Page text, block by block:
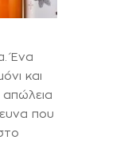
Ένα
και
απώλεια
που